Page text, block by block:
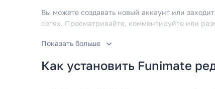
Вы можете создавать новый аккаунт или
сетях. Просматривайте, комментируйте или
Каждый пользователь получает массу
Кроме того, все поклонники Tik Tok могут
Показать больше
Как установить Funimate